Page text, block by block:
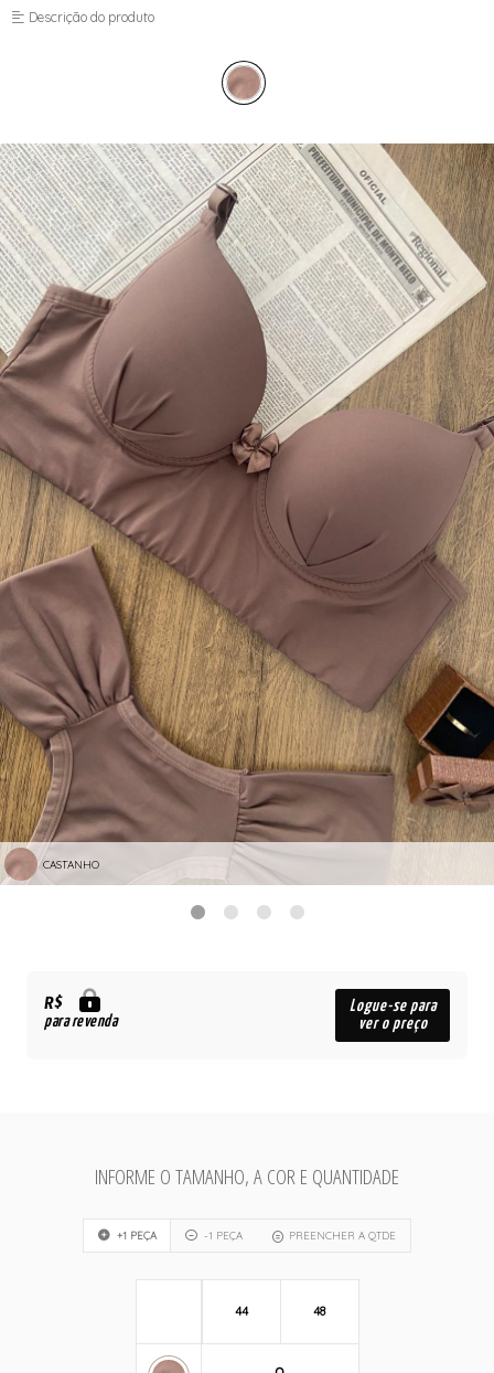
TOP
Descrição do produto
CASTANHO
R$
para revenda
Logue-se para
ver o preço
INFORME O TAMANHO, A COR E QUANTIDADE
+1 PEÇA -1 PEÇA PREENCHER A QTDE
44 48